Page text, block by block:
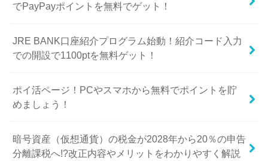
でPayPayポイントを無料でゲット！
JRE BANK口座紹介プログラム始動！紹介コード入力
での開設で1100ptを無料ゲット！
ポイ活ページ！PCやスマホから無料でポイントを貯
めましょう！
暗号資産（仮想通貨）の税金が2028年から20％の申告
分離課税へ!?改正内容やメリットをわかりやすく解説